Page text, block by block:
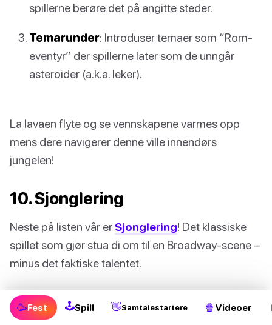
spillerne berøre det på angitte steder.
Temarunder: Introduser temaer som “Rom-
eventyr” der spillerne later som de unngår
asteroider (a.k.a. leker).
La lavaen flyte og se vennskapene varmes opp
mens dere navigerer denne ville innendørs
jungelen!
10. Sjonglering
Neste på listen vår er Sjonglering! Det klassiske
spillet som gjør stua di om til en Broadway-scene –
minus det faktiske talentet.
Slik spiller du Sjonglering
🥳Fest 🕹Spill 👋Samtalestartere 🍿 Videoer